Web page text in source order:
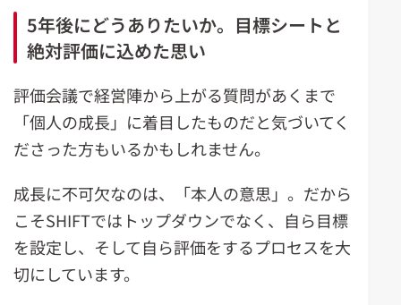
5年後にどうありたいか。 目標シートと
絶対評価に込めた思い
評価会議で経営陣から上がる質問があくまで
「個人の成長」に着目したものだと気づいてく
ださった方もいるかもしれません。
成長に不可欠なのは、「本人の意思」。だから
こそSHIFTではトップダウンでなく、自ら目標
を設定し、そして自ら評価をするプロセスを大
切にしています。